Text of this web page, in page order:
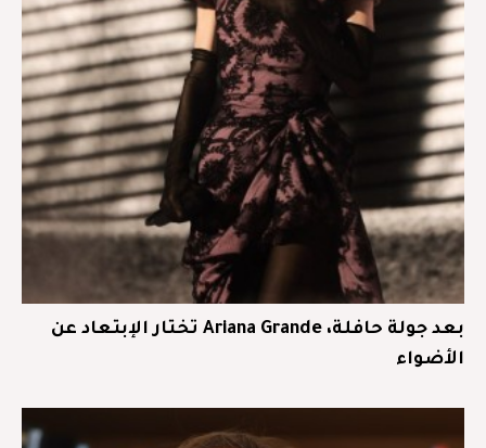
بعد جولة حافلة، Ariana Grande تختار الإبتعاد عن
الأضواء